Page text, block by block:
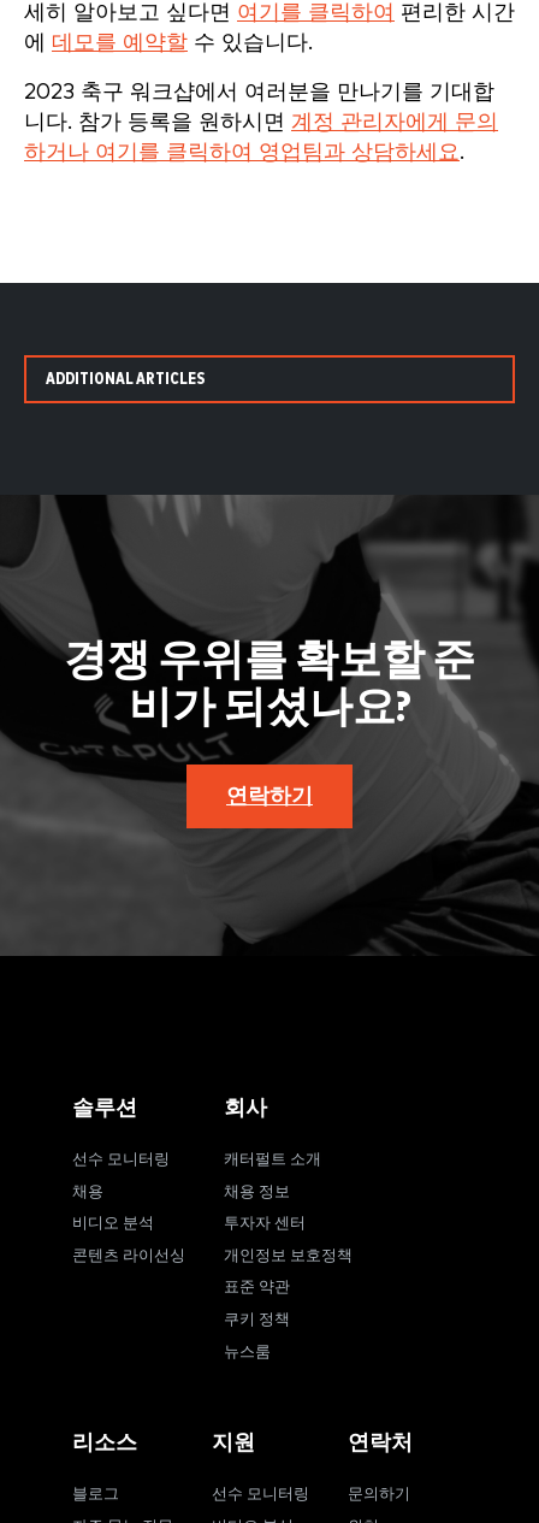
세히 알아보고 싶다면 여기를 클릭하여 편리한 시간
에 데모를 예약할 수 있습니다.
2023 축구 워크샵에서 여러분을 만나기를 기대합
니다. 참가 등록을 원하시면 계정 관리자에게 문의
하거나 여기를 클릭하여 영업팀과 상담하세요.
ADDITIONAL ARTICLES
경쟁 우위를 확보할 준
비가 되셨나요?
연락하기
솔루션
선수 모니터링
채용
비디오 분석
콘텐츠 라이선싱
회사
캐터펄트 소개
채용 정보
투자자 센터
개인정보 보호정책
표준 약관
쿠키 정책
뉴스룸
리소스
블로그
지원
선수 모니터링
연락처
문의하기